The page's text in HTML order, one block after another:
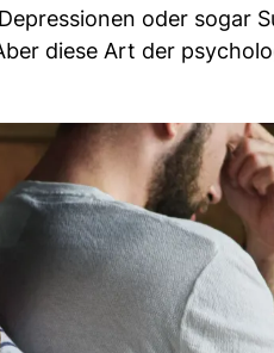
oder sogar
diese Art der